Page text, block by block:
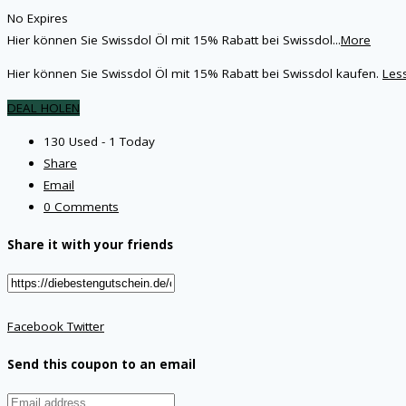
No Expires
Hier können Sie Swissdol Öl mit 15% Rabatt bei Swissdol...More
Hier können Sie Swissdol Öl mit 15% Rabatt bei Swissdol kaufen.
DEAL HOLEN
130 Used - 1 Today
Share
Email
0 Comments
Share it with your friends
FacebookTwitter
Send this coupon to an email